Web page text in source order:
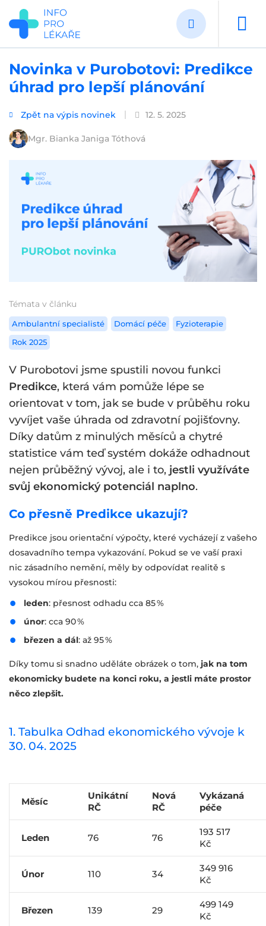
Přejít
hlavnímu
obsahu
Novinka v Purobotovi: Predikce
úhrad pro lepší plánování
Zpět na výpis novinek 12. 5. 2025
Mgr. Bianka Janiga Tóthová
Témata v článku
Ambulantní specialisté Domácí péče
Fyzioterapie
Rok 2025
V Purobotovi jsme spustili novou funkci
Predikce, která vám pomůže lépe se
orientovat v tom, jak se bude v průběhu roku
vyvíjet vaše úhrada od zdravotní pojišťovny.
Díky datům z minulých měsíců a chytré
statistice vám teď systém dokáže odhadnout
nejen průběžný vývoj, ale i to, jestli využíváte
svůj ekonomický potenciál naplno.
Co přesně Predikce ukazují?
Predikce jsou orientační výpočty, které vycházejí z vašeho
dosavadního tempa vykazování. Pokud se ve vaší praxi
nic zásadního nemění, měly by odpovídat realitě s
vysokou mírou přesnosti:
leden: přesnost odhadu cca 85 %
únor: cca 90 %
březen a dál: až 95 %
Díky tomu si snadno uděláte obrázek o tom, jak na tom
ekonomicky budete na konci roku, a jestli máte prostor
něco zlepšit.
1. Tabulka Odhad ekonomického vývoje k
30. 04. 2025
Měsíc
Unikátní
RČ
Nová
RČ
Vykázaná
péče
Leden 76 76
193 517
Kč
Únor 110 34
349 916
Kč
Březen 139 29
499 149
Kč